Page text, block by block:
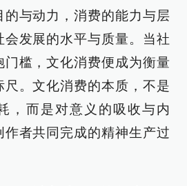
的与动力，消费的能力与层
会发展的水平与质量。当社
槛，文化消费便成为衡量
尺。文化消费的本质，不是
，而是对意义的吸收与内
者共同完成的精神生产过